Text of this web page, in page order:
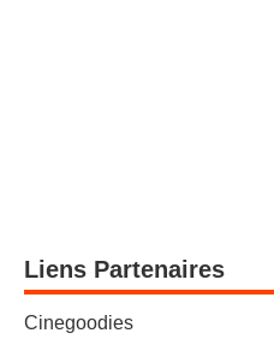
Liens Partenaires
Cinegoodies